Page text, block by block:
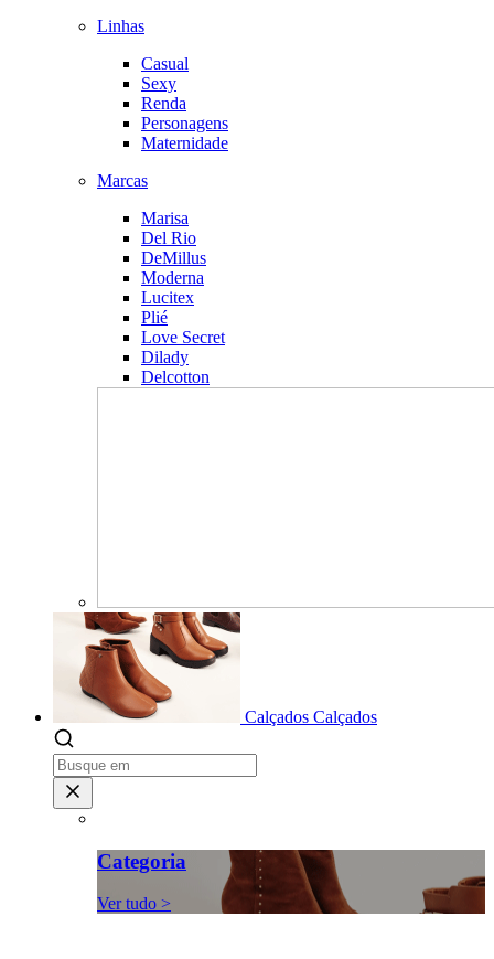
Linhas
Casual
Sexy
Renda
Personagens
Maternidade
Marcas
Marisa
Del Rio
DeMillus
Moderna
Lucitex
Plié
Love Secret
Dilady
Delcotton
Calçados Calçados
Categoria
Ver tudo >